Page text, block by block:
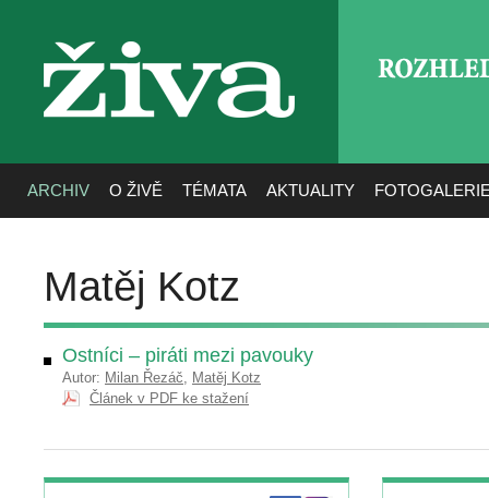
živa
ARCHIV O ŽIVĚ TÉMATA AKTUALITY
Matěj Kotz
Ostníci – piráti mezi pavouky
Autor: Milan Řezáč, Matěj Kotz
Článek v PDF ke stažení